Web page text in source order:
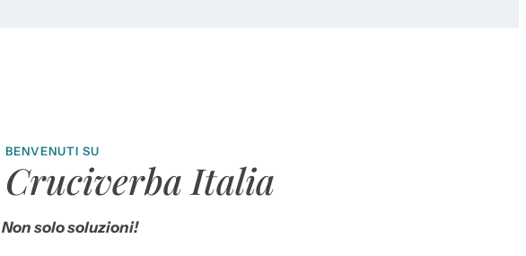
BENVENUTI SU
Cruciverba Italia
Non solo soluzioni!